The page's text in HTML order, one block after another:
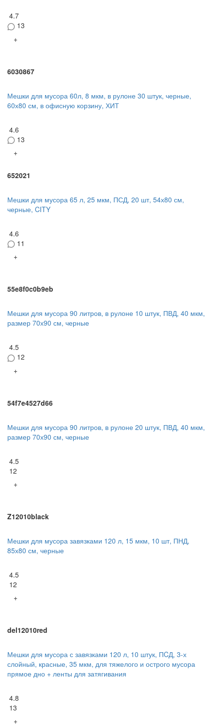
4.7
13
+
6030867
Мешки для мусора 60л, 8 мкм, в рулоне 30 штук, черные,
60х80 см, в офисную корзину, ХИТ
4.6
13
+
652021
Мешки для мусора 65 л, 25 мкм, ПСД, 20 шт, 54х80 см,
черные, CITY
4.6
11
+
55e8f0c0b9eb
Мешки для мусора 90 литров, в рулоне 10 штук, ПВД, 40 мкм,
размер 70х90 см, черные
4.5
12
+
54f7e4527d66
Мешки для мусора 90 литров, в рулоне 20 штук, ПВД, 40 мкм,
размер 70х90 см, черные
4.5
12
+
Z12010black
Мешки для мусора завязками 120 л, 15 мкм, 10 шт, ПНД,
85х80 см, черные
4.5
12
+
del12010red
Мешки для мусора с завязками 120 л, 10 штук, ПCД, 3-х
слойный, красные, 35 мкм, для тяжелого и острого мусора
прямое дно + ленты для затягивания
4.8
13
+